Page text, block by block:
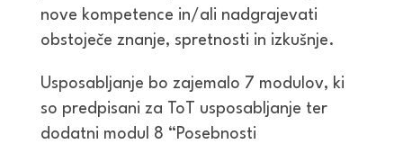
nove kompetence in/ali nadgrajevati
obstoječe znanje, spretnosti in izkušnje.
Usposabljanje bo zajemalo 7 modulov, ki
so predpisani za ToT usposabljanje ter
dodatni modul 8 “Posebnosti